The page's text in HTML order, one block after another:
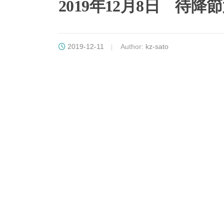
2019年12月8日 待降
2019-12-11 Author: kz-sato